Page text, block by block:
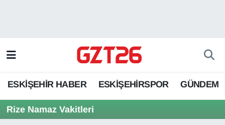
ESKİŞEHİR HABER ESKİŞEHİRSPOR GÜNDEM
Rize Namaz Vakitleri
ESKİŞEHİRSPOR
GÜNDEM
SPOR
Odunpazarı Trafik Yoğunluk Haritası
Süper Lig Puan Durumu ve Fikstür
Tüm Manşetler